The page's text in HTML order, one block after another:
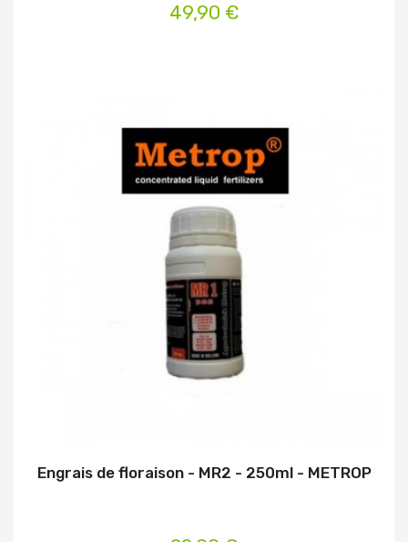
49,90 €
Engrais de floraison - MR2 - 250ml - METROP